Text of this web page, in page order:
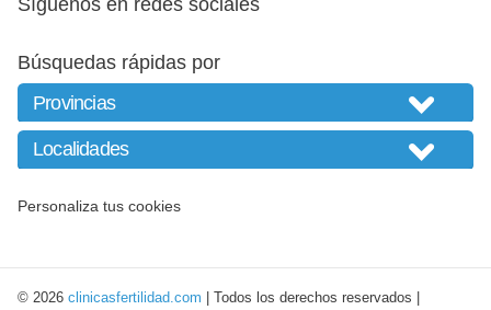
Búsquedas rápidas por
Personaliza tus cookies
© 2026 clinicasfertilidad.com | Todos los derechos reservados |